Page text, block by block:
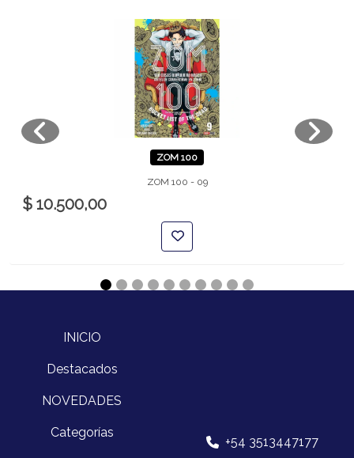
ZOM 100
ZOM 100 - 09
$ 10.500,00
INICIO
Destacados
NOVEDADES
Categorías
+54 3513447177